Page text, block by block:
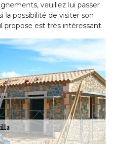
veuillez lui passer
la possibilité de visiter son
propose est très intéressant.